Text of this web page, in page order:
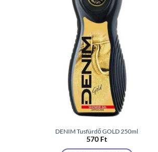
DENIM Tusfürdő GOLD 250ml
570 Ft